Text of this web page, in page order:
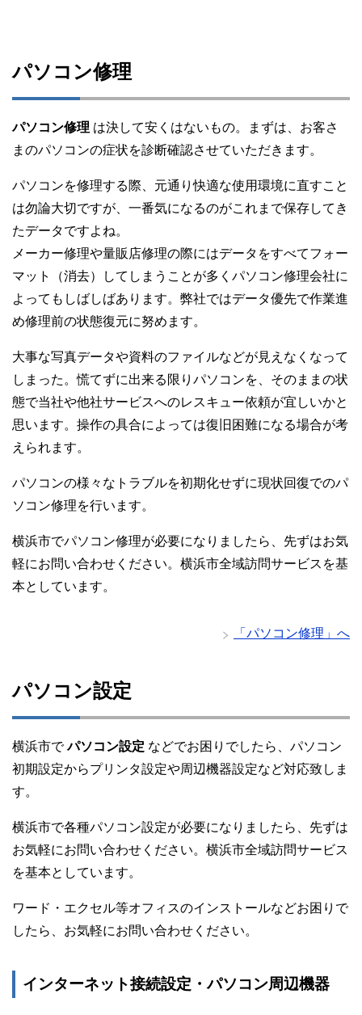
パソコン修理
パソコン修理 は決して安くはないもの。まずは、お客さ
まのパソコンの症状を診断確認させていただきます。
パソコンを修理する際、元通り快適な使用環境に直すこと
は勿論大切ですが、一番気になるのがこれまで保存してき
たデータですよね。
メーカー修理や量販店修理の際にはデータをすべてフォー
マット（消去）してしまうことが多くパソコン修理会社に
よってもしばしばあります。弊社ではデータ優先で作業進
め修理前の状態復元に努めます。
大事な写真データや資料のファイルなどが見えなくなって
しまった。慌てずに出来る限りパソコンを、そのままの状
態で当社や他社サービスへのレスキュー依頼が宜しいかと
思います。操作の具合によっては復旧困難になる場合が考
えられます。
パソコンの様々なトラブルを初期化せずに現状回復でのパ
ソコン修理を行います。
横浜市でパソコン修理が必要になりましたら、先ずはお気
軽にお問い合わせください。横浜市全域訪問サービスを基
本としています。
「パソコン修理」へ
パソコン設定
横浜市でパソコン設定 などでお困りでしたら、パソコン
初期設定からプリンタ設定や周辺機器設定など対応致しま
す。
横浜市で各種パソコン設定が必要になりましたら、先ずは
お気軽にお問い合わせください。横浜市全域訪問サービス
を基本としています。
ワード・エクセル等オフィスのインストールなどお困りで
したら、お気軽にお問い合わせください。
インターネット接続設定・パソコン周辺機器